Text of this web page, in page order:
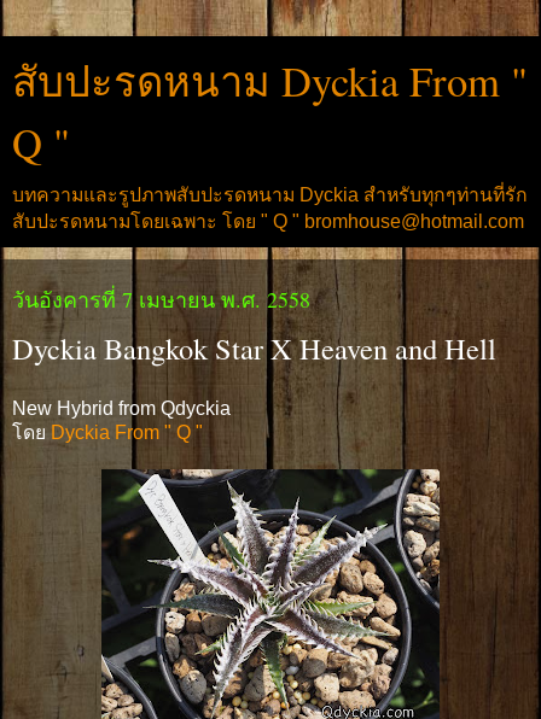
สับปะรดหนาม Dyckia From "
Q "
บทความและรูปภาพสับปะรดหนาม Dyckia สำหรับทุกๆท่านที่รัก
สับปะรดหนามโดยเฉพาะ โดย " Q " bromhouse@hotmail.com
วันอังคารที่ 7 เมษายน พ.ศ. 2558
Dyckia Bangkok Star X Heaven and Hell
New Hybrid from Qdyckia
โดย Dyckia From " Q "